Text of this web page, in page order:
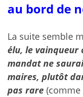
au bord de
La suite semble
élu, le vainqueur
mandat ne
maires, plutôt
pas rare (comme